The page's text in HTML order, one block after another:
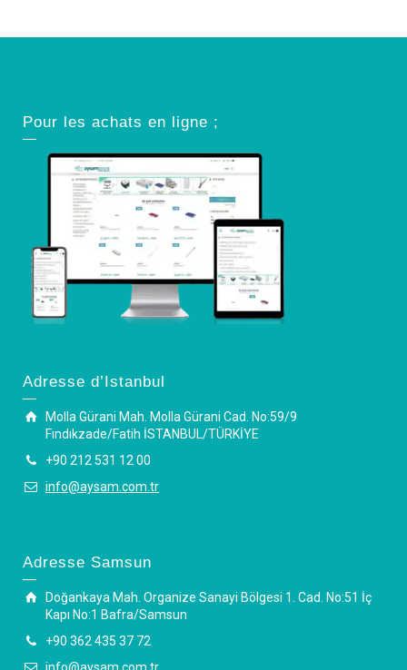
Pour les achats en ligne ;
Adresse d’Istanbul
Molla Gürani Mah. Molla Gürani Cad. No:59/9
Fındıkzade/Fatih İSTANBUL/TÜRKİYE
+90 212 531 12 00
info@aysam.com.tr
Adresse Samsun
Doğankaya Mah. Organize Sanayi Bölgesi 1. Cad. No:51 İç
Kapı No:1 Bafra/Samsun
+90 362 435 37 72